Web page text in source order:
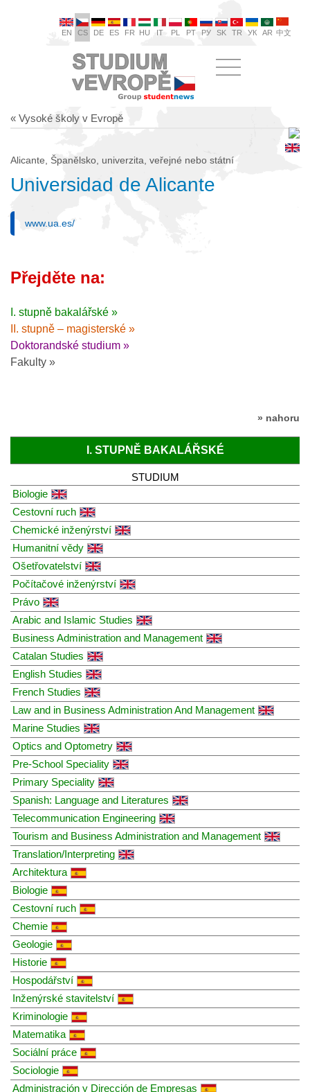
EN CS DE ES FR HU IT PL PT РУ SK TR УК AR 中文
« Vysoké školy v Evropě
Alicante, Španělsko, univerzita, veřejné nebo státní
Universidad de Alicante
www.ua.es/
Přejděte na:
I. stupně bakalářské »
II. stupně – magisterské »
Doktorandské studium »
Fakulty »
» nahoru
I. STUPNĚ BAKALÁŘSKÉ
STUDIUM
Biologie
Cestovní ruch
Chemické inženýrství
Humanitní vědy
Ošetřovatelství
Počítačové inženýrství
Právo
Arabic and Islamic Studies
Business Administration and Management
Catalan Studies
English Studies
French Studies
Law and in Business Administration And Management
Marine Studies
Optics and Optometry
Pre-School Speciality
Primary Speciality
Spanish: Language and Literatures
Telecommunication Engineering
Tourism and Business Administration and Management
Translation/Interpreting
Architektura
Biologie
Cestovní ruch
Chemie
Geologie
Historie
Hospodářství
Inženýrské stavitelství
Kriminologie
Matematika
Sociální práce
Sociologie
Administración y Dirección de Empresas